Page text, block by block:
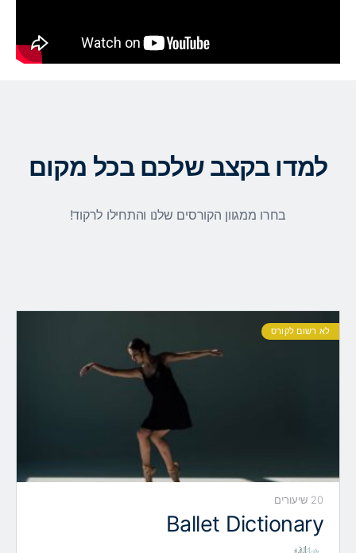
למדו בקצב שלכם בכל מקום
בחרו ממגוון הקורסים שלנו והתחילו לרקוד!
לא רשום לקורס
20 שיעורים
Ballet Dictionary